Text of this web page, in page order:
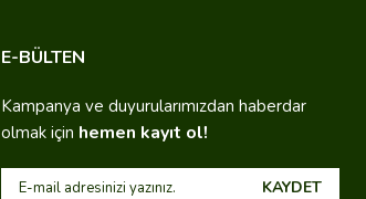
E-BÜLTEN
Kampanya ve duyurularımızdan haberdar
olmak için hemen kayıt ol!
KAYDET